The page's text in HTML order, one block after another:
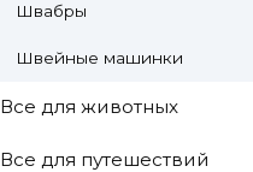
Швабры
Швейные машинки
Все для животных
Все для путешествий